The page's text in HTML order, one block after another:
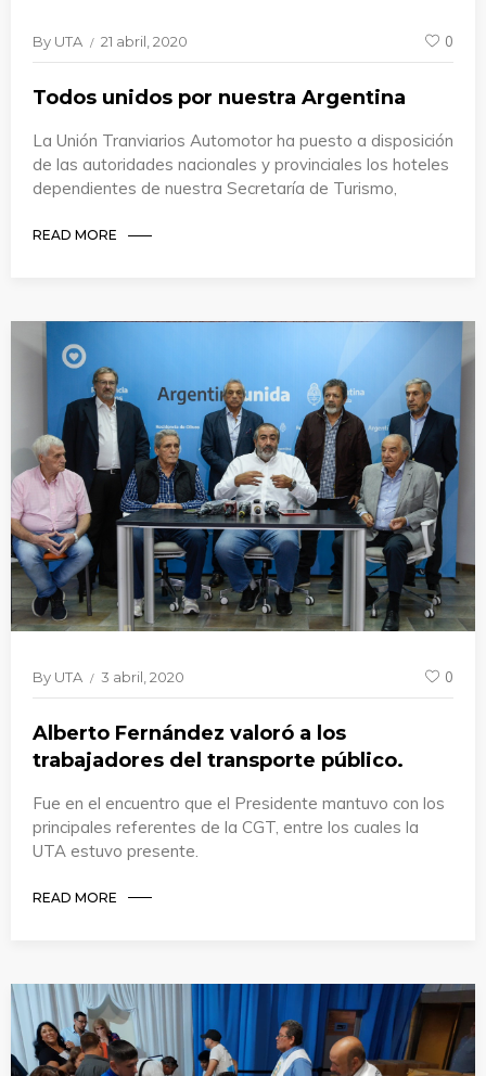
By UTA 21 abril, 2020 0
Todos unidos por nuestra Argentina
La Unión Tranviarios Automotor ha puesto a disposición
de las autoridades nacionales y provinciales los hoteles
dependientes de nuestra Secretaría de Turismo,
READ MORE
By UTA 3 abril, 2020 0
Alberto Fernández valoró a los
trabajadores del transporte público.
Fue en el encuentro que el Presidente mantuvo con los
principales referentes de la CGT, entre los cuales la
UTA estuvo presente.
READ MORE